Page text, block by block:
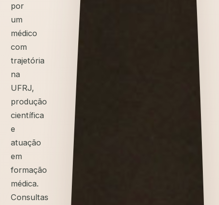
por
um
médico
com
trajetória
na
UFRJ,
produção
científica
e
atuação
em
formação
médica.
Consultas